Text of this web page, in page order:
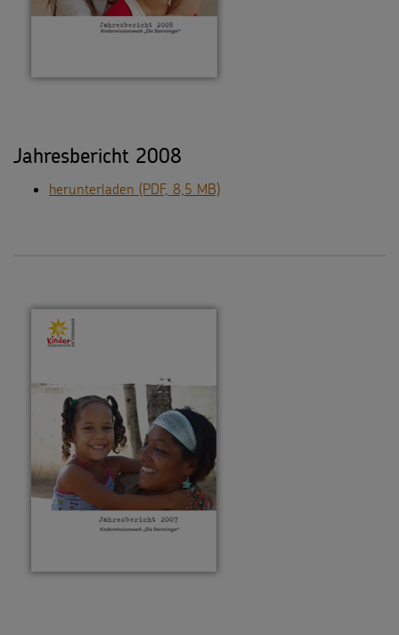
Jahresbericht 2008
herunterladen (PDF, 8,5 MB)